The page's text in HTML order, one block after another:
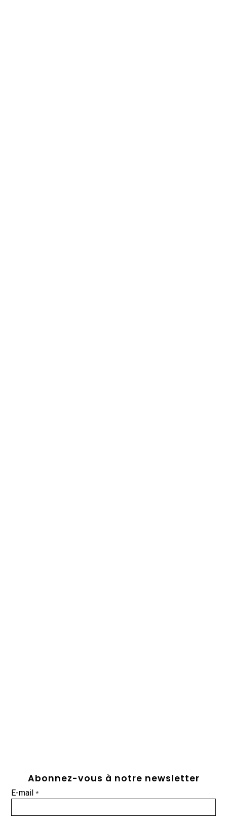
Abonnez-vous à notre newsletter
E-mail*